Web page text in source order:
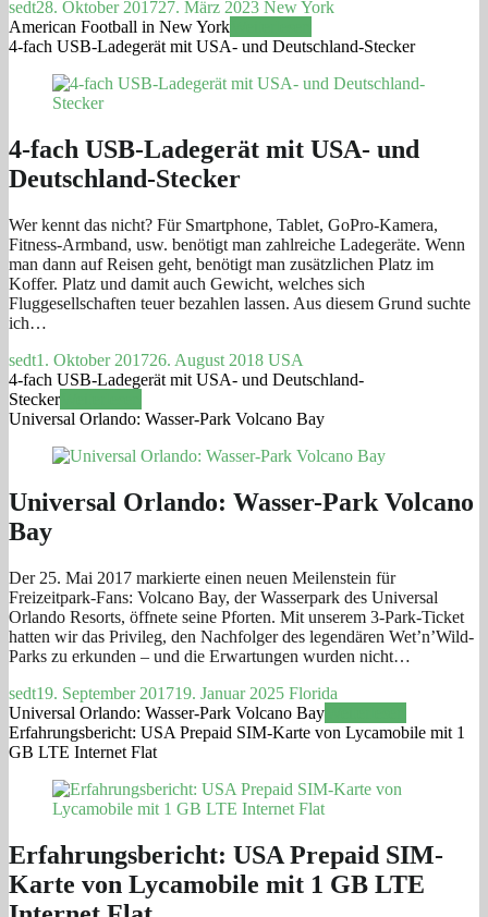
sedt28. Oktober 201727. März 2023 New York
American Football in New York
4-fach USB-Ladegerät mit USA- und Deutschland-Stecker
4-fach USB-Ladegerät mit USA- und
Deutschland-Stecker
Wer kennt das nicht? Für Smartphone, Tablet, GoPro-Kamera,
Fitness-Armband, usw. benötigt man zahlreiche Ladegeräte. Wenn
man dann auf Reisen geht, benötigt man zusätzlichen Platz im
Koffer. Platz und damit auch Gewicht, welches sich
Fluggesellschaften teuer bezahlen lassen. Aus diesem Grund suchte
ich…
sedt1. Oktober 201726. August 2018 USA
4-fach USB-Ladegerät mit USA- und Deutschland-
Stecker
Universal Orlando: Wasser-Park Volcano Bay
Universal Orlando: Wasser-Park Volcano
Bay
Der 25. Mai 2017 markierte einen neuen Meilenstein für
Freizeitpark-Fans: Volcano Bay, der Wasserpark des Universal
Orlando Resorts, öffnete seine Pforten. Mit unserem 3-Park-Ticket
hatten wir das Privileg, den Nachfolger des legendären Wet’n’Wild-
Parks zu erkunden – und die Erwartungen wurden nicht…
sedt19. September 201719. Januar 2025 Florida
Universal Orlando: Wasser-Park Volcano Bay
Erfahrungsbericht: USA Prepaid SIM-Karte von Lycamobile mit 1
GB LTE Internet Flat
Erfahrungsbericht: USA Prepaid SIM-
Karte von Lycamobile mit 1 GB LTE